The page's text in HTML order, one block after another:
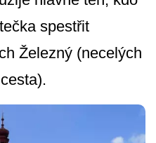
spestřit
Železný (necelých